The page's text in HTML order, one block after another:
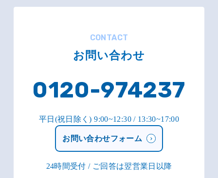
CONTACT
お問い合わせ
0120-974237
平日(祝日除く) 9:00~12:30 / 13:30~17:00
お問い合わせフォーム
24時間受付 / ご回答は翌営業日以降